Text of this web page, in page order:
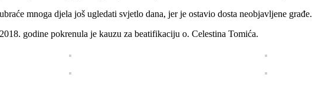
mnoga djela još ugledati svjetlo dana, jer je ostavio dosta neobjavljene građe.
godine pokrenula je kauzu za beatifikaciju o. Celestina Tomića.